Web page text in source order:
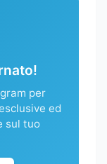
per
ed
sul tuo